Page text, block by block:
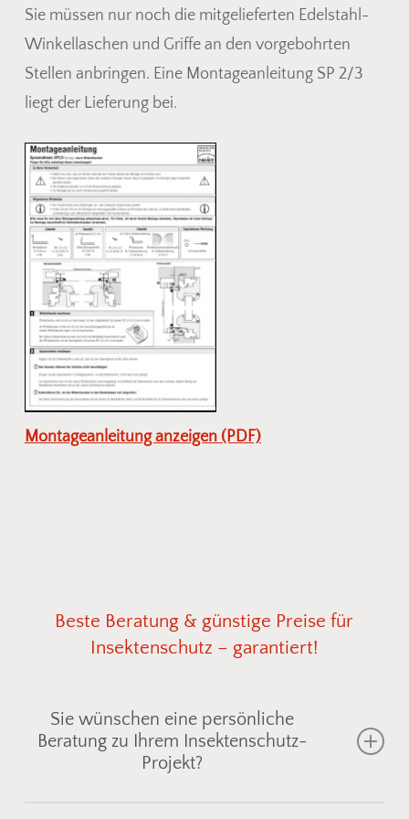
Sie müssen nur noch die mitgelieferten Edelstahl-
Winkellaschen und Griffe an den vorgebohrten
Stellen anbringen. Eine Montageanleitung SP 2/3
liegt der Lieferung bei.
Montageanleitung anzeigen (PDF)
Beste Beratung & günstige Preise für
Insektenschutz – garantiert!
Sie wünschen eine persönliche
Beratung zu Ihrem Insektenschutz-
Projekt?